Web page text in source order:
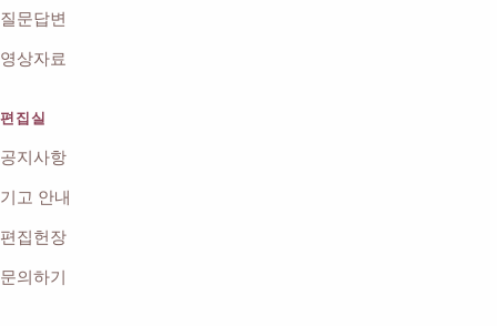
질문답변
영상자료
편집실
공지사항
기고 안내
편집헌장
문의하기